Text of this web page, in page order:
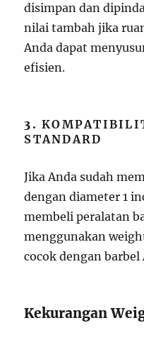
disimpan dan
nilai tambah jika
Anda dapat
efisien.
3.
STANDARD
Jika Anda sudah
dengan diameter 1
membeli peralatan
menggunakan
cocok dengan barbel
Kekurangan